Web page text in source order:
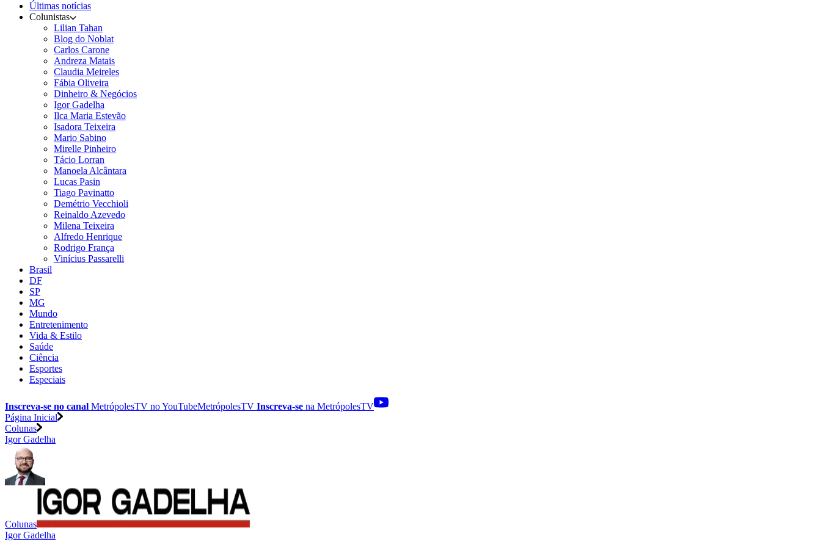
Últimas notícias
Colunistas
Lilian Tahan
Blog do Noblat
Carlos Carone
Andreza Matais
Claudia Meireles
Fábia Oliveira
Dinheiro & Negócios
Igor Gadelha
Ilca Maria Estevão
Isadora Teixeira
Mario Sabino
Mirelle Pinheiro
Tácio Lorran
Manoela Alcântara
Lucas Pasin
Tiago Pavinatto
Demétrio Vecchioli
Reinaldo Azevedo
Milena Teixeira
Alfredo Henrique
Rodrigo França
Vinícius Passarelli
Brasil
DF
SP
MG
Mundo
Entretenimento
Vida & Estilo
Saúde
Ciência
Esportes
Especiais
Inscreva-se no canal MetrópolesTV noYouTubeMetrópolesTV Inscreva-se na MetrópolesTV
Página Inicial
Colunas
Igor Gadelha
Colunas
Igor Gadelha